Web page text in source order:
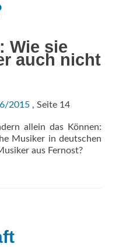
Wie sie
auch nicht
2015 , Seite 14
allein das Können:
Musiker in deutschen
aus Fernost?